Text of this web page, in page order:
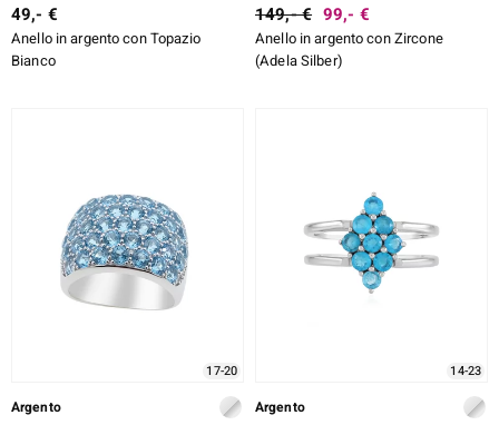
49,- €
Anello in argento con Topazio
Bianco
149,- € 99,- €
Anello in argento con Zircone
(Adela Silber)
17-20
Argento
14-23
Argento